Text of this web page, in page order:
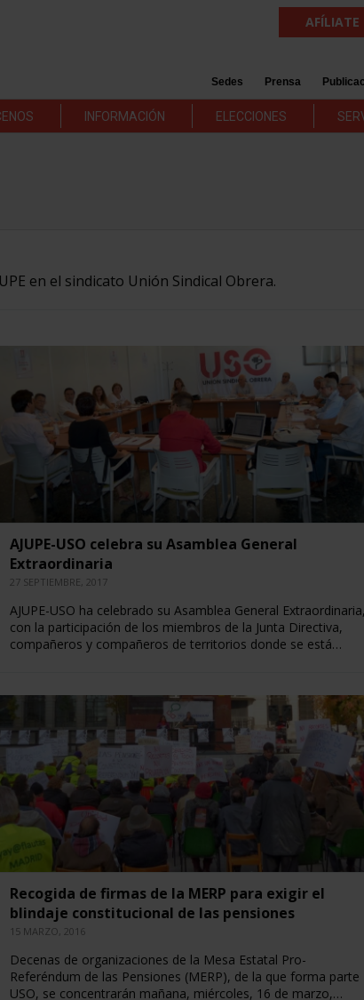
AFÍLIATE
Sedes Prensa
INFORMACIÓN ELECCIONES
en el sindicato Unión Sindical Obrera.
AJUPE-USO celebra su Asamblea General
Extraordinaria
27 SEPTIEMBRE, 2017
AJUPE-USO ha celebrado su Asamblea General Extraordinaria,
con la participación de los miembros de la Junta Directiva,
compañeros y compañeros de territorios donde se está…
Recogida de firmas de la MERP para exigir el
blindaje constitucional de las pensiones
15 MARZO, 2016
Decenas de organizaciones de la Mesa Estatal Pro-
Referéndum de las Pensiones (MERP), de la que forma parte
USO, se concentrarán mañana, miércoles, 16 de marzo,…